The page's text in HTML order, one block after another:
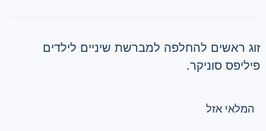
זוג ראשים להחלפה למברשת שיניים לילדים
פיליפס סוניקר.
המלאי אזל